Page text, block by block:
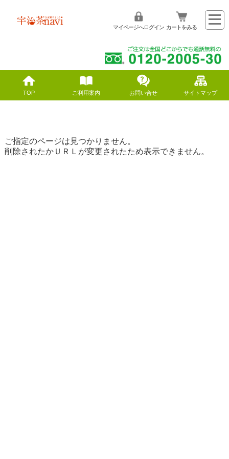
マイページへログイン カートをみる
TOP ご利用案内 お問い合せ サイトマップ
ご指定のページは見つかりません。
削除されたかＵＲＬが変更されたため表示できません。